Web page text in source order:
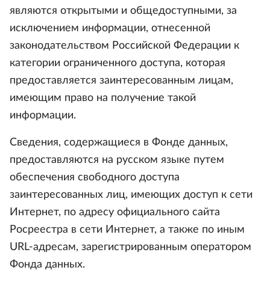
являются открытыми и общедоступными, за
исключением информации, отнесенной
законодательством Российской Федерации к
категории ограниченного доступа, которая
предоставляется заинтересованным лицам,
имеющим право на получение такой
информации.
Сведения, содержащиеся в Фонде данных,
предоставляются на русском языке путем
обеспечения свободного доступа
заинтересованных лиц, имеющих доступ к сети
Интернет, по адресу официального сайта
Росреестра в сети Интернет, а также по иным
URL-адресам, зарегистрированным оператором
Фонда данных.